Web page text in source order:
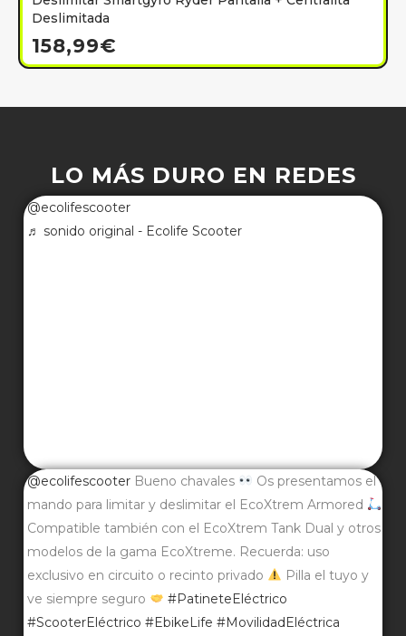
Deslimitada
158,99€
LO MÁS DURO EN REDES
@ecolifescooter
♬ sonido original - Ecolife Scooter
@ecolifescooter Bueno chavales
Os presentamos el
mando para limitar y deslimitar el EcoXtrem Armored
Compatible también con el EcoXtrem Tank Dual y otros
modelos de la gama EcoXtreme. Recuerda: uso
exclusivo en circuito o recinto privado
Pilla el tuyo y
ve siempre seguro
#PatineteEléctrico
#ScooterEléctrico #EbikeLife #MovilidadEléctrica